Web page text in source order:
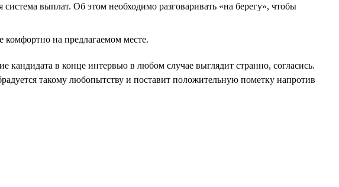
выплат. Об этом необходимо разговаривать «на берегу», чтобы
на предлагаемом месте.
кандидата в конце интервью в любом случае выглядит странно, согласись.
такому любопытству и поставит положительную пометку напротив